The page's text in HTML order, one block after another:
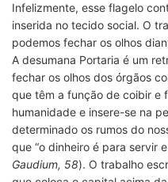
Infelizmente, esse flagelo
inserida no tecido social. O
podemos fechar os olhos
A desumana Portaria é um
fechar os olhos dos órgãos
que têm a função de coibir e
humanidade e insere-se na
determinado os rumos do
que “o dinheiro é para servir
Gaudium, 58). O trabalho